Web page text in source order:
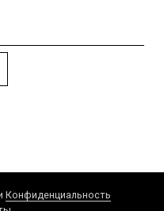
Конфиденциальность